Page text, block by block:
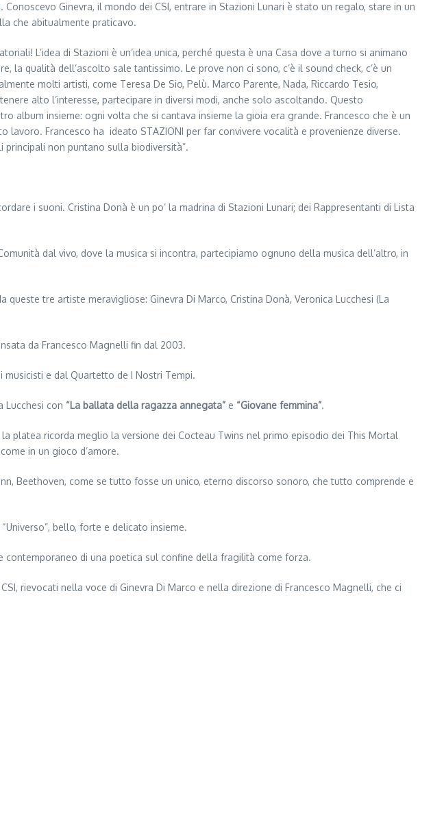
Ginevra, il mondo dei CSI, entrare in Stazioni Lunari è stato un regalo, stare in un
che abitualmente praticavo.
L’idea di Stazioni è un’idea unica, perché questa è una Casa dove a turno si animano
qualità dell’ascolto sale tantissimo. Le prove non ci sono, c’è il sound check, c’è un
molti artisti, come Teresa De Sio, Pelù. Marco Parente, Nada, Riccardo Tesio,
alto l’interesse, partecipare in diversi modi, anche solo ascoltando. Questo
album insieme: ogni volta che si cantava insieme la gioia era grande. Francesco che è un
Francesco ha ideato STAZIONI per far convivere vocalità e provenienze diverse.
non puntano sulla biodiversità”.
i suoni. Cristina Donà è un po’ la madrina di Stazioni Lunari; dei Rappresentanti di Lista
dal vivo, dove la musica si incontra, partecipiamo ognuno della musica dell’altro, in
tre artiste meravigliose: Ginevra Di Marco, Cristina Donà, Veronica Lucchesi (La
da Francesco Magnelli fin dal 2003.
e dal Quartetto de I Nostri Tempi.
Lucchesi con “La ballata della ragazza annegata” e “Giovane femmina”.
platea ricorda meglio la versione dei Cocteau Twins nel primo episodio dei This Mortal
in un gioco d’amore.
Beethoven, come se tutto fosse un unico, eterno discorso sonoro, che tutto comprende e
bello, forte e delicato insieme.
contemporaneo di una poetica sul confine della fragilità come forza.
CSI, rievocati nella voce di Ginevra Di Marco e nella direzione di Francesco Magnelli, che ci